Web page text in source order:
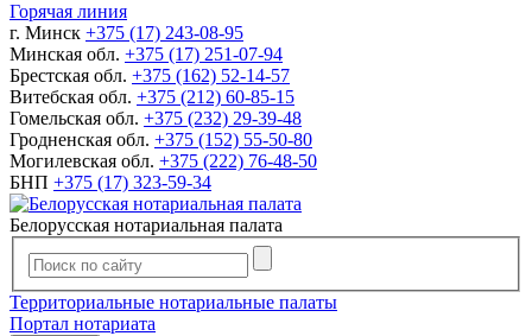
Горячая линия
г. Минск +375 (17) 243-08-95
Минская обл. +375 (17) 251-07-94
Брестская обл. +375 (162) 52-14-57
Витебская обл. +375 (212) 60-85-15
Гомельская обл. +375 (232) 29-39-48
Гродненская обл. +375 (152) 55-50-80
Могилевская обл. +375 (222) 76-48-50
БНП +375 (17) 323-59-34
Белорусская нотариальная палата
Территориальные нотариальные палаты
Портал нотариата